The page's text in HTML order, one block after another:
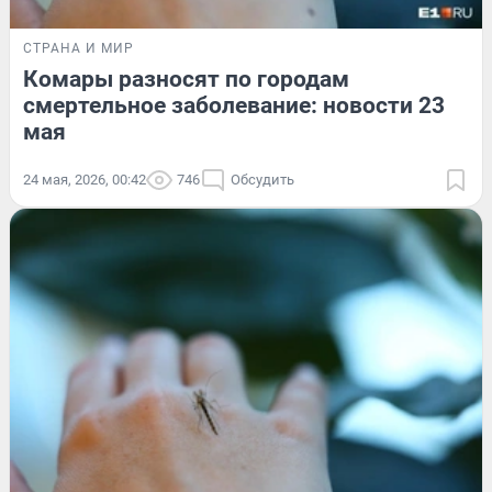
СТРАНА И МИР
Комары разносят по городам
смертельное заболевание: новости 23
мая
24 мая, 2026, 00:42 746 Обсудить